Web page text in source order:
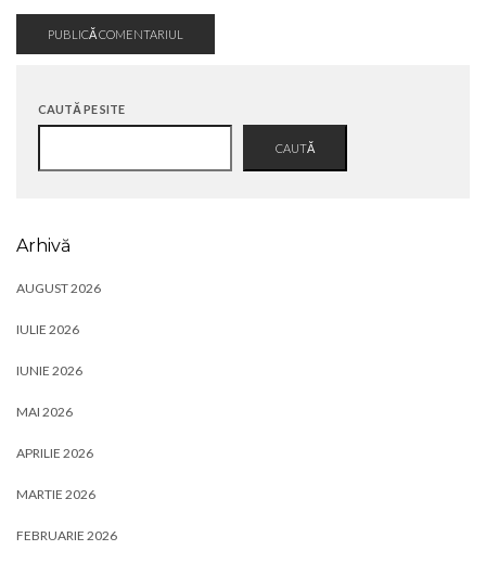
CAUTĂ PE SITE
CAUTĂ
Arhivă
AUGUST 2026
IULIE 2026
IUNIE 2026
MAI 2026
APRILIE 2026
MARTIE 2026
FEBRUARIE 2026